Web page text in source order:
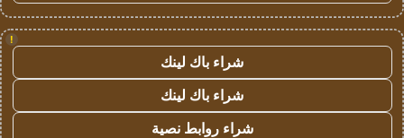
!
شراء باك لينك
شراء باك لينك
شراء روابط نصية